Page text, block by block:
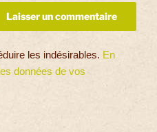
les indésirables. En
données de vos